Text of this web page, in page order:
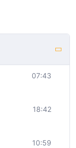
07:43
18:42
10:59